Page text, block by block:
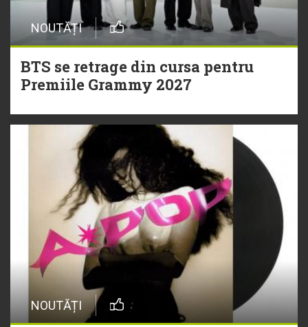
NOUTĂȚI
BTS se retrage din cursa pentru
Premiile Grammy 2027
NOUTĂȚI